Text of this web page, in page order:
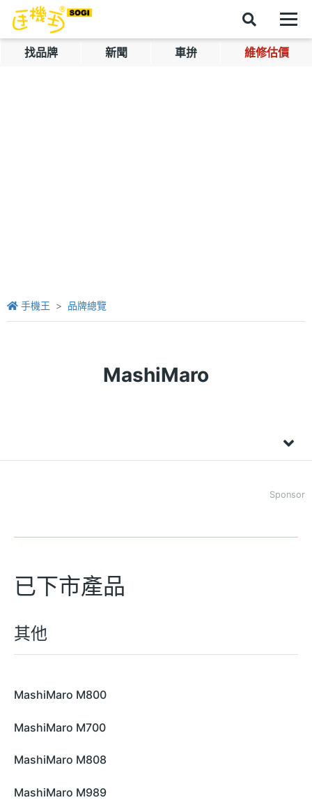
找品牌 新聞 車拚 維修估價
手機王 品牌總覽
MashiMaro
Sponsor
已下市產品
其他
MashiMaro M800
MashiMaro M700
MashiMaro M808
MashiMaro M989